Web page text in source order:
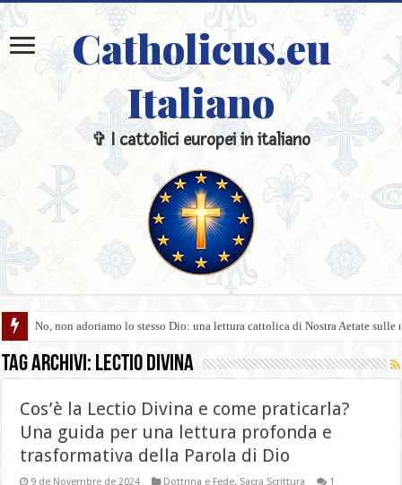
Catholicus.eu
Italiano
✞ I cattolici europei in italiano
No, non adoriamo lo stesso Dio: una lettura cattolica di Nostra Aetate
Tag Archivi: Lectio Divina
Cos’è la Lectio Divina e come praticarla?
Una guida per una lettura profonda e
trasformativa della Parola di Dio
9 de Novembre de 2024 Dottrina e Fede, Sacra Scrittura 1